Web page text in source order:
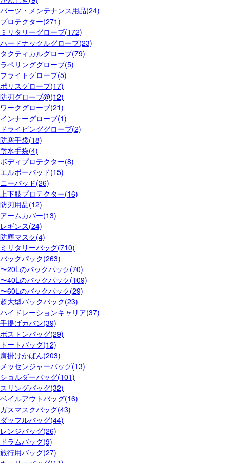
パーツ・メンテナンス用品(24)
プロテクター(271)
ミリタリーグローブ(172)
ハードナックルグローブ(23)
タクティカルグローブ(79)
ラペリンググローブ(5)
フライトグローブ(5)
ポリスグローブ(17)
防刃グローブ@(12)
ワークグローブ(21)
インナーグローブ(1)
ドライビンググローブ(2)
防寒手袋(18)
耐水手袋(4)
ボディプロテクター(8)
エルボーパッド(15)
ニーパッド(26)
上下肢プロテクター(16)
防刃用品(12)
アームカバー(13)
レギンス(24)
防塵マスク(4)
ミリタリーバッグ(710)
バックパック(263)
〜20Lのバックパック(70)
〜40Lのバックパック(109)
〜60Lのバックパック(29)
超大型バックパック(23)
ハイドレーションキャリア(37)
手提げカバン(39)
ボストンバッグ(29)
トートバッグ(12)
肩掛けかばん(203)
メッセンジャーバッグ(13)
ショルダーバッグ(101)
スリングバッグ(32)
ベイルアウトバッグ(16)
ガスマスクバッグ(43)
ダッフルバッグ(44)
レンジバッグ(26)
ドラムバッグ(9)
旅行用バッグ(27)